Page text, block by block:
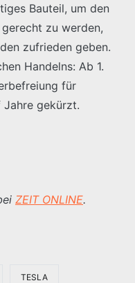
Bauteil, um den
zu werden,
zufrieden geben.
Handelns: Ab 1.
für
gekürzt.
ZEIT ONLINE.
TESLA